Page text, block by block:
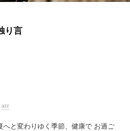
り言
arz
へと変わりゆく季節、健康で お過ご